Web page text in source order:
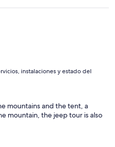
instalaciones y estado del
mountains and the tent, a
mountain, the jeep tour is also